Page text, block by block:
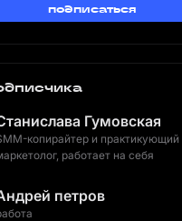
подписаться
Гумовская
копирайтер и практикующий
работает на себя
петров